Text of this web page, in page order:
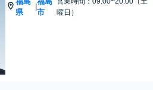
県
|
市
曜日）